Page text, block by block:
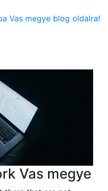
Vas megye blog oldalra!
Vas megye